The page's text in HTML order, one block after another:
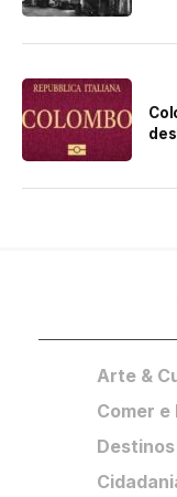
Arte &
Comer e
Destinos